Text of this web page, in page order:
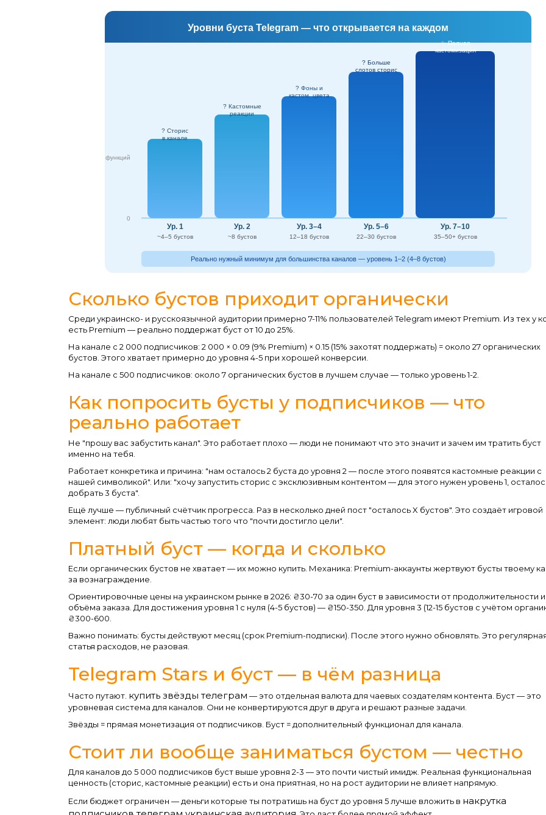
Уровни буста Telegram — что открывается на каждом
? Сторис
в канале
Ур. 1
~4–5 бустов
? Кастомные
реакции
Ур. 2
~8 бустов
? Фоны и
кастом. цвета
Ур. 3–4
12–18 бустов
? Больше
слотов сторис
Ур. 5–6
22–30 бустов
✨ Полная
кастомизация
Ур. 7–10
35–50+ бустов
0
↑ функций
Реально нужный минимум для большинства каналов — уровень 1–2 (4–8 бустов)
Сколько бустов приходит органически
Среди украинско- и русскоязычной аудитории примерно 7-11% пользователей Telegram имеют Premium. Из тех у
есть Premium — реально поддержат буст от 10 до 25%.
На канале с 2 000 подписчиков: 2 000 × 0.09 (9% Premium) × 0.15 (15% захотят поддержать) = около 27 органических
бустов. Этого хватает примерно до уровня 4-5 при хорошей конверсии.
На канале с 500 подписчиков: около 7 органических бустов в лучшем случае — только уровень 1-2.
Как попросить бусты у подписчиков — что
реально работает
Не "прошу вас забустить канал". Это работает плохо — люди не понимают что это значит и зачем им тратить буст
именно на тебя.
Работает конкретика и причина: "нам осталось 2 буста до уровня 2 — после этого появятся кастомные реакции с
нашей символикой". Или: "хочу запустить сторис с эксклюзивным контентом — для этого нужен уровень 1,
добрать 3 буста".
Ещё лучше — публичный счётчик прогресса. Раз в несколько дней пост "осталось X бустов". Это создаёт игровой
элемент: люди любят быть частью того что "почти достигло цели".
Платный буст — когда и сколько
Если органических бустов не хватает — их можно купить. Механика: Premium-аккаунты жертвуют бусты твоему
за вознаграждение.
Ориентировочные цены на украинском рынке в 2026: ₴30-70 за один буст в зависимости от продолжительности и
объёма заказа. Для достижения уровня 1 с нуля (4-5 бустов) — ₴150-350. Для уровня 3 (12-15 бустов с учётом
₴300-600.
Важно понимать: бусты действуют месяц (срок Premium-подписки). После этого нужно обновлять. Это
статья расходов, не разовая.
Telegram Stars и буст — в чём разница
Часто путают. купить звёзды телеграм — это отдельная валюта для чаевых создателям контента. Буст — это
уровневая система для каналов. Они не конвертируются друг в друга и решают разные задачи.
Звёзды = прямая монетизация от подписчиков. Буст = дополнительный функционал для канала.
Стоит ли вообще заниматься бустом — честно
Для каналов до 5 000 подписчиков буст выше уровня 2-3 — это почти чистый имидж. Реальная функциональная
ценность (сторис, кастомные реакции) есть и она приятная, но на рост аудитории не влияет напрямую.
Если бюджет ограничен — деньги которые ты потратишь на буст до уровня 5 лучше вложить в накрутка